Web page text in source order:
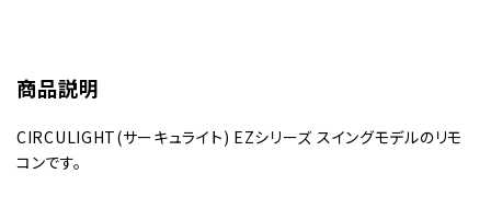
商品説明
CIRCULIGHT(サーキュライト) EZシリーズ スイングモデルのリモ
コンです。